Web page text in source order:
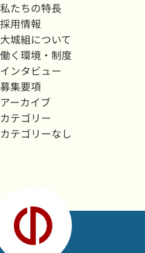
私たちの特長
採用情報
大城組について
働く環境・制度
インタビュー
募集要項
アーカイブ
カテゴリー
カテゴリーなし